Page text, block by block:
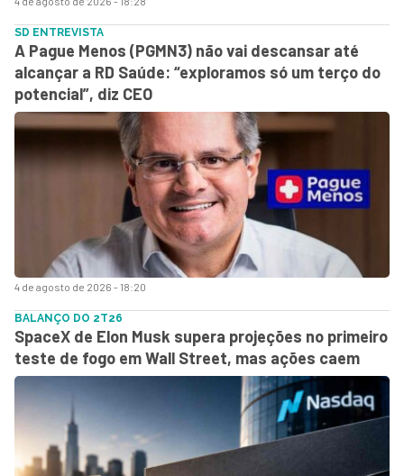
4 de agosto de 2026 - 18:20
SD ENTREVISTA
A Pague Menos (PGMN3) não vai descansar até
alcançar a RD Saúde: “exploramos só um terço do
potencial”, diz CEO
BALANÇO DO 2T26
SpaceX de Elon Musk supera projeções no primeiro
teste de fogo em Wall Street, mas ações caem